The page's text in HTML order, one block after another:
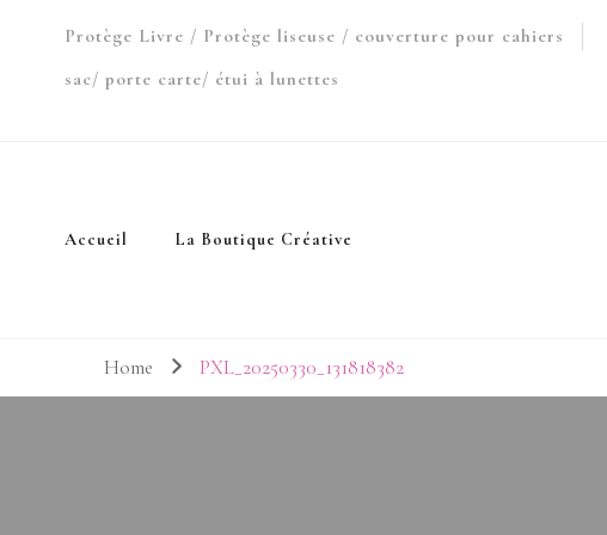
Protège Livre / Protège liseuse / couverture pour cahiers
sac/ porte carte/ étui à lunettes
Accueil La Boutique Créative
Home
PXL_20250330_131818382